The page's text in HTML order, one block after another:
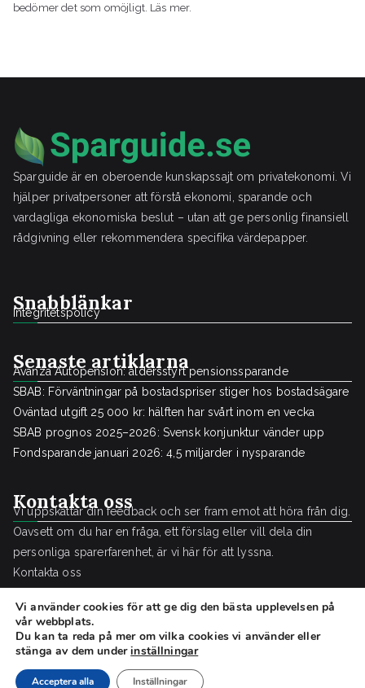
bedömer det som omöjligt. Läs mer.
Sparguide är en oberoende kunskapssajt om privatekonomi. Vi
hjälper privatpersoner att förstå ekonomi, sparande och
vardagliga ekonomiska beslut – utan att ge personlig finansiell
rådgivning eller rekommendera specifika värdepapper.
Snabblänkar
Integritetspolicy
Senaste artiklarna
Avanza Autopension: åldersstyrt pensionssparande
SBAB: Förväntningar på bostadspriser stiger hos bostadsägare
Oväntad utgift 25 000 kr: hälften har svårt inom en vecka
SBAB prognos 2025–2026: Svensk konjunktur vänder upp
Fondsparande januari 2026: 4,5 miljarder i nysparande
Kontakta oss
Vi uppskattar din feedback och ser fram emot att höra från dig.
Oavsett om du har en fråga, ett förslag eller vill dela din
personliga sparerfarenhet, är vi här för att lyssna.
Kontakta oss
Copyright © 2026 Sparguide.se
Vi använder cookies för att ge dig den bästa upplevelsen på
vår webbplats.
Du kan ta reda på mer om vilka cookies vi använder eller
stänga av dem underinställningar
Acceptera alla Inställningar